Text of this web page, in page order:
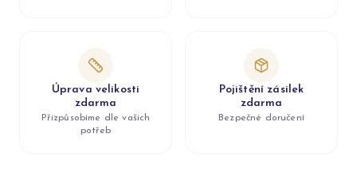
Úprava velikosti
zdarma
Přizpůsobíme dle vašich
potřeb
Pojištění zásilek
zdarma
Bezpečné doručení